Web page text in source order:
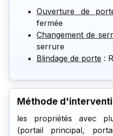
Ouverture de
fermée
Changement de
serrure
Blindage de porte :
Méthode
les propriétés avec
(portail principal,